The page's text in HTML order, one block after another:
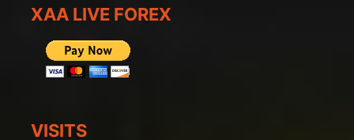
XAA LIVE FOREX
VISITS